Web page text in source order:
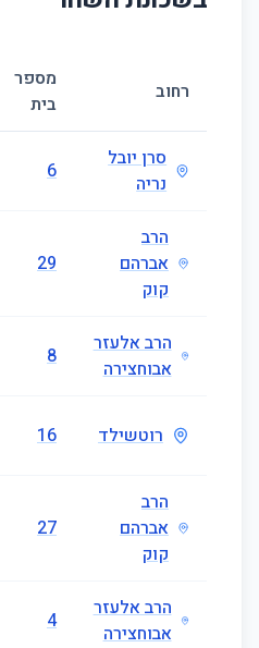
רחוב
מספר
בית
סרן יובל
נריה
6
הרב
אברהם
קוק
29
הרב אלעזר
אבוחצירה
8
רוטשילד 16
הרב
אברהם
קוק
27
הרב אלעזר
אבוחצירה
4